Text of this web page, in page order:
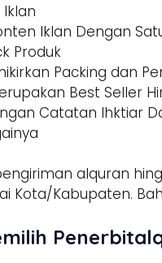
Iklan Dengan
Produk
Packing dan
Best Seller
Catatan Ihktiar
alquran
Kota/Kabupaten.